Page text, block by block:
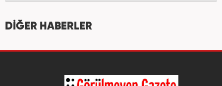
DİĞER HABERLER